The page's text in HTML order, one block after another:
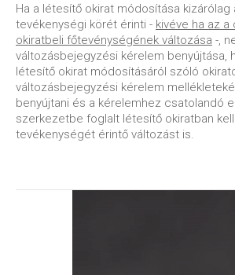
Ha a létesítő okirat módosítása kizárólag
tevékenységi körét érinti - kivéve ha az
okiratbeli főtevénységének változása -,
változásbejegyzési kérelem benyújtása,
létesítő okirat módosításáról szóló
változásbejegyzési kérelem
benyújtani és a kérelemhez csatolandó
szerkezetbe foglalt létesítő okiratban
tevékenységét érintő változást is.